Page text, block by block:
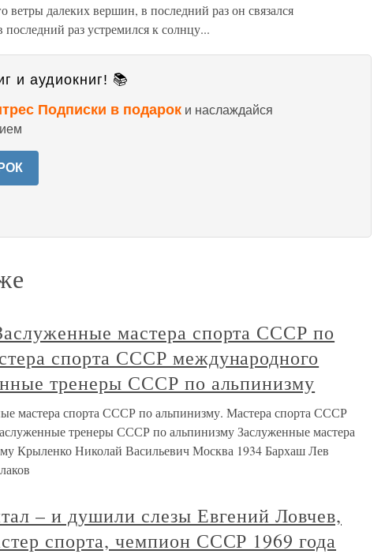
ветры далеких вершин, в последний раз он связался
последний раз устремился к солнцу...
и аудиокниг! 📚
Подписки в подарок и наслаждайся
мастера спорта СССР по
спорта СССР международного
тренеры СССР по альпинизму
мастера спорта СССР по альпинизму. Мастера спорта СССР
тренеры СССР по альпинизму Заслуженные мастера
Крыленко Николай Васильевич Москва 1934 Бархаш Лев
– и душили слезы Евгений Ловчев,
спорта, чемпион СССР 1969 года